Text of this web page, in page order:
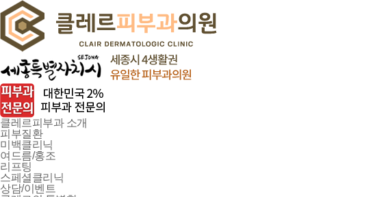
클레르피부과 소개
피부질환
미백클리닉
여드름/홍조
리프팅
스페셜클리닉
상담/이벤트